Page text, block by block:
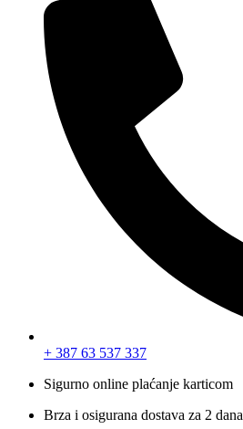
+ 387 63 537 337
Sigurno online plaćanje karticom
Brza i osigurana dostava za 2 dana